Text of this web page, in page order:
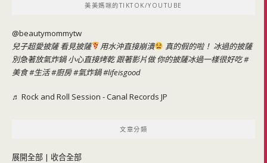
美美媽咪的TIKTOK/YOUTUBE
@beautymommytw
兒子超愛披薩 看見披薩
用水沖直接崩潰
真的假的啦！ 冰過的披薩
別急著放氣炸鍋 小心直接烤乾 跟著影片做 你的披薩冰過一樣很好吃#
美食#生活#廚房#氣炸鍋#lifeisgood
♬ Rock and Roll Session - Canal Records JP
文章分類
展開全部 | 收合全部